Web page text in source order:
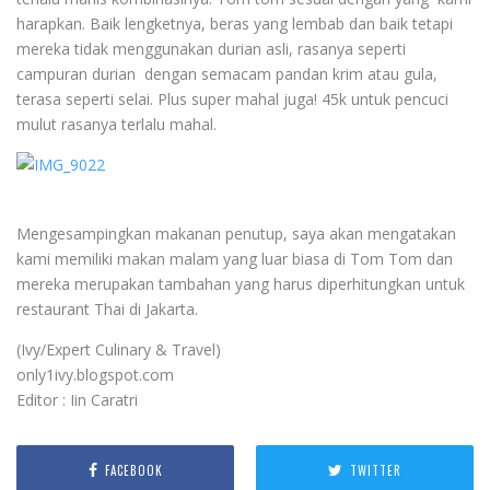
harapkan. Baik lengketnya, beras yang lembab dan baik tetapi
mereka tidak menggunakan durian asli, rasanya seperti
campuran durian dengan semacam pandan krim atau gula,
terasa seperti selai. Plus super mahal juga! 45k untuk pencuci
mulut rasanya terlalu mahal.
Mengesampingkan makanan penutup, saya akan mengatakan
kami memiliki makan malam yang luar biasa di Tom Tom dan
mereka merupakan tambahan yang harus diperhitungkan untuk
restaurant Thai di Jakarta.
(Ivy/Expert Culinary & Travel)
only1ivy.blogspot.com
Editor : Iin Caratri
FACEBOOK TWITTER